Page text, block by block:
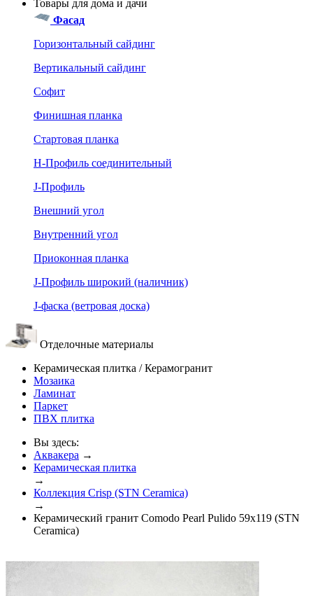
Товары для дома и дачи
Фасад
Горизонтальный сайдинг
Вертикальный сайдинг
Софит
Финишная планка
Стартовая планка
Н-Профиль соединительный
J-Профиль
Внешний угол
Внутренний угол
Приоконная планка
J-Профиль широкий (наличник)
J-фаска (ветровая доска)
Отделочные материалы
Керамическая плитка / Керамогранит
Мозаика
Ламинат
Паркет
ПВХ плитка
Вы здесь:
Аквакера →
Керамическая плитка
→
Коллекция Crisp (STN Ceramica)
→
Керамический гранит Comodo Pearl Pulido 59x119 (STN
Ceramica)